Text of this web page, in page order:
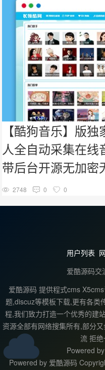
【酷狗音乐】版
人全自动采集在线
带后台开源无加密
2748 0 0
用户列表
爱酷源码交
爱酷源码 提供程式cms
题,discuz等模板下载,更有各类
程,我们致力打造一个优秀的建
资源全部有网络搜集所有,部分
流 拒
Powered by
Powered by 爱酷源码